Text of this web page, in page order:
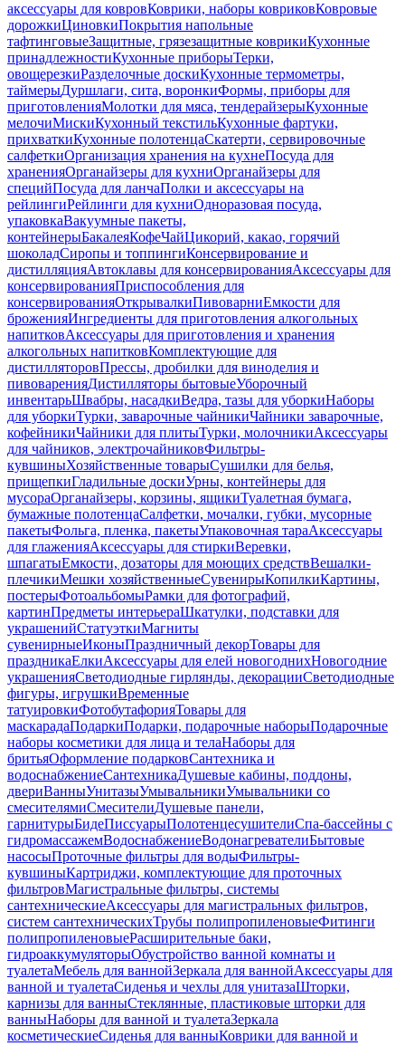
аксессуары для ковровКоврики, наборы ковриковКовровые
дорожкиЦиновкиПокрытия напольные
тафтинговыеЗащитные, грязезащитные коврикиКухонные
принадлежностиКухонные приборыТерки,
овощерезкиРазделочные доскиКухонные термометры,
таймерыДуршлаги, сита, воронкиФормы, приборы для
приготовленияМолотки для мяса, тендерайзерыКухонные
мелочиМискиКухонный текстильКухонные фартуки,
прихваткиКухонные полотенцаСкатерти, сервировочные
салфеткиОрганизация хранения на кухнеПосуда для
храненияОрганайзеры для кухниОрганайзеры для
специйПосуда для ланчаПолки и аксессуары на
рейлингиРейлинги для кухниОдноразовая посуда,
упаковкаВакуумные пакеты,
контейнерыБакалеяКофеЧайЦикорий, какао, горячий
шоколадСиропы и топпингиКонсервирование и
дистилляцияАвтоклавы для консервированияАксессуары для
консервированияПриспособления для
консервированияОткрывалкиПивоварниЕмкости для
броженияИнгредиенты для приготовления алкогольных
напитковАксессуары для приготовления и хранения
алкогольных напитковКомплектующие для
дистилляторовПрессы, дробилки для виноделия и
пивоваренияДистилляторы бытовыеУборочный
инвентарьШвабры, насадкиВедра, тазы для уборкиНаборы
для уборкиТурки, заварочные чайникиЧайники заварочные,
кофейникиЧайники для плитыТурки, молочникиАксессуары
для чайников, электрочайниковФильтры-
кувшиныХозяйственные товарыСушилки для белья,
прищепкиГладильные доскиУрны, контейнеры для
мусораОрганайзеры, корзины, ящикиТуалетная бумага,
бумажные полотенцаСалфетки, мочалки, губки, мусорные
пакетыФольга, пленка, пакетыУпаковочная тараАксессуары
для глаженияАксессуары для стиркиВеревки,
шпагатыЕмкости, дозаторы для моющих средствВешалки-
плечикиМешки хозяйственныеСувенирыКопилкиКартины,
постерыФотоальбомыРамки для фотографий,
картинПредметы интерьераШкатулки, подставки для
украшенийСтатуэткиМагниты
сувенирныеИконыПраздничный декорТовары для
праздникаЕлкиАксессуары для елей новогоднихНовогодние
украшенияСветодиодные гирлянды, декорацииСветодиодные
фигуры, игрушкиВременные
татуировкиФотобутафорияТовары для
маскарадаПодаркиПодарки, подарочные наборыПодарочные
наборы косметики для лица и телаНаборы для
бритьяОформление подарковСантехника и
водоснабжениеСантехникаДушевые кабины, поддоны,
двериВанныУнитазыУмывальникиУмывальники со
смесителямиСмесителиДушевые панели,
гарнитурыБидеПиссуарыПолотенцесушителиСпа-бассейны с
гидромассажемВодоснабжениеВодонагревателиБытовые
насосыПроточные фильтры для водыФильтры-
кувшиныКартриджи, комплектующие для проточных
фильтровМагистральные фильтры, системы
сантехническиеАксессуары для магистральных фильтров,
систем сантехническихТрубы полипропиленовыеФитинги
полипропиленовыеРасширительные баки,
гидроаккумуляторыОбустройство ванной комнаты и
туалетаМебель для ваннойЗеркала для ваннойАксессуары для
ванной и туалетаСиденья и чехлы для унитазаШторки,
карнизы для ванныСтеклянные, пластиковые шторки для
ванныНаборы для ванной и туалетаЗеркала
косметическиеСиденья для ванныКоврики для ванной и